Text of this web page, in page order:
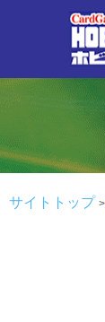
サイトトップ